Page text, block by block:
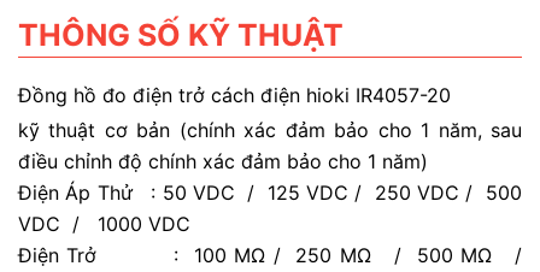
THÔNG SỐ KỸ THUẬT
Đồng hồ đo điện trở cách điện hioki IR4057-20
kỹ thuật cơ bản (chính xác đảm bảo cho 1 năm, sau
điều chỉnh độ chính xác đảm bảo cho 1 năm)
Điện Áp Thử : 50 VDC / 125 VDC / 250 VDC / 500
VDC / 1000 VDC
Điện Trở : 100 MΩ / 250 MΩ / 500 MΩ /